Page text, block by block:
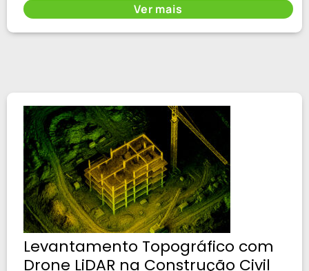
Ver mais
Levantamento Topográfico com
Drone LiDAR na Construção Civil